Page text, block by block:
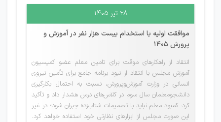
۲۸ تیر ۱۴۰۵
موافقت اولیه با استخدام بیست هزار نفر در آموزش و
پرورش 1405
انتقاد از راهکارهای موقت برای تامین معلم عضو کمیسیون
آموزش مجلس با انتقاد از نبود برنامه جامع برای تأمین نیروی
انسانی در وزارت آموزش‌وپرورش، نسبت به احتمال بکارگیری
دانشجومعلمان سال سوم در کلاس‌های درس هشدار داد و تأکید
کرد: کمبود معلم نباید با تصمیمات شتاب‌زده جبران شود؛ در غیر
این صورت مجلس از ابزارهای نظارتی خود استفاده خواهد کرد.